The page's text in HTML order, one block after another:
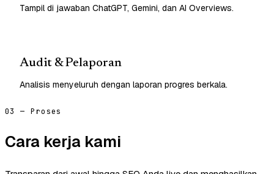
Tampil di jawaban ChatGPT, Gemini, dan AI Overviews.
Audit & Pelaporan
Analisis menyeluruh dengan laporan progres berkala.
03 — Proses
Cara kerja kami